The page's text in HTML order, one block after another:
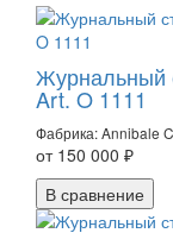
Журнальный
Art. O 1111
Фабрика: Annibale
от 150 000 ₽
В сравнение